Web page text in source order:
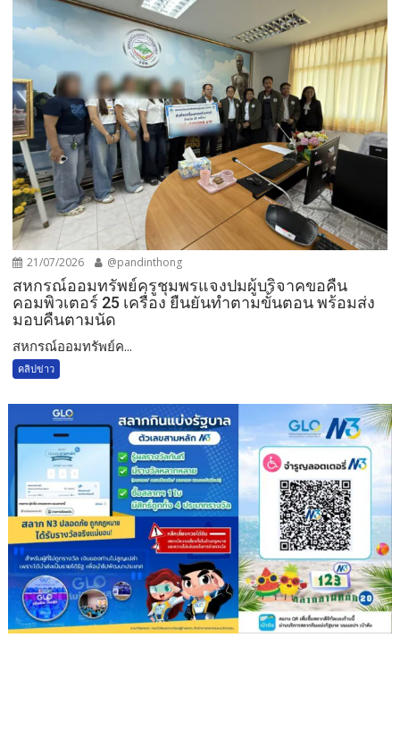
21/07/2026 @pandinthong
สหกรณ์ออมทรัพย์ครูชุมพรแจงปมผู้บริจาคขอคืน
คอมพิวเตอร์ 25 เครื่อง ยืนยันทำตามขั้นตอน พร้อมส่ง
มอบคืนตามนัด
สหกรณ์ออมทรัพย์ค...
คลิปข่าว